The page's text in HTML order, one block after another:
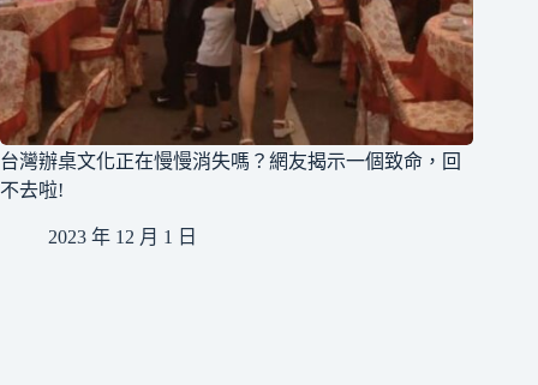
台灣辦桌文化正在慢慢消失嗎？網友揭示一個致命，回
不去啦!
2023 年 12 月 1 日